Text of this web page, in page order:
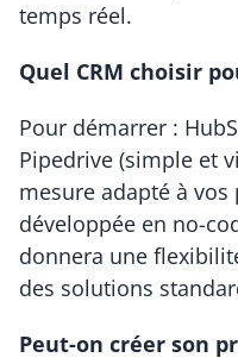
temps réel.
Quel CRM choisir
Pour démarrer :
Pipedrive (simple et
mesure adapté à
développée en no-
donnera une
des solutions
Peut-on créer son